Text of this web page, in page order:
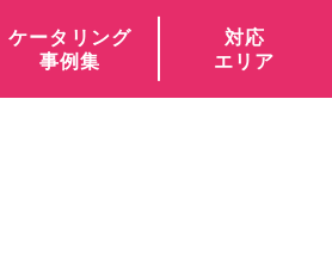
ケータリング
事例集
対応
エリア